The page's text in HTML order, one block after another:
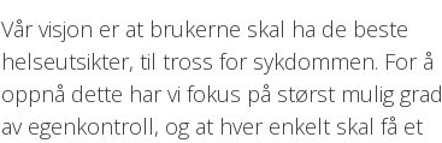
Vår visjon er at brukerne skal ha de beste
helseutsikter, til tross for sykdommen. For å
oppnå dette har vi fokus på størst mulig grad
av egenkontroll, og at hver enkelt skal få et